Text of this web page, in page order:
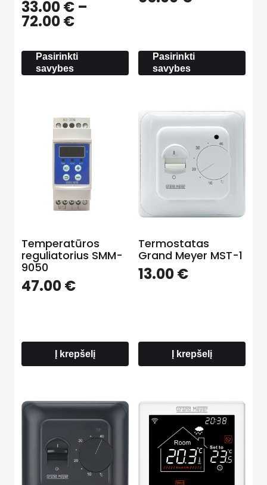
33.00€ –
72.00€Price
33.00 €
through
72.00 €
Pasirinkti
savybes
65.00 €
Pasirinkti
savybes
Temperatūros
reguliatorius SMM-
9050
47.00€
Į krepšelį
Termostatas
Grand Meyer MST-1
13.00€
Į krepšelį